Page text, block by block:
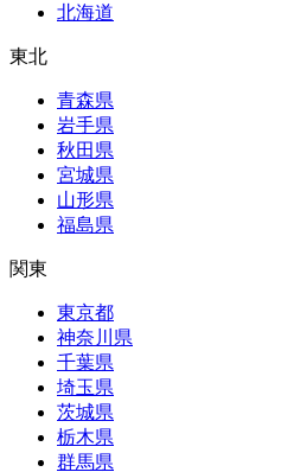
北海道
東北
青森県
岩手県
秋田県
宮城県
山形県
福島県
関東
東京都
神奈川県
千葉県
埼玉県
茨城県
栃木県
群馬県